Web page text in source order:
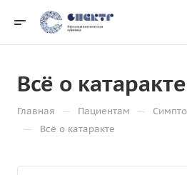
Всё о катаракте
Главная — Пациентам —
— Всё о катаракте